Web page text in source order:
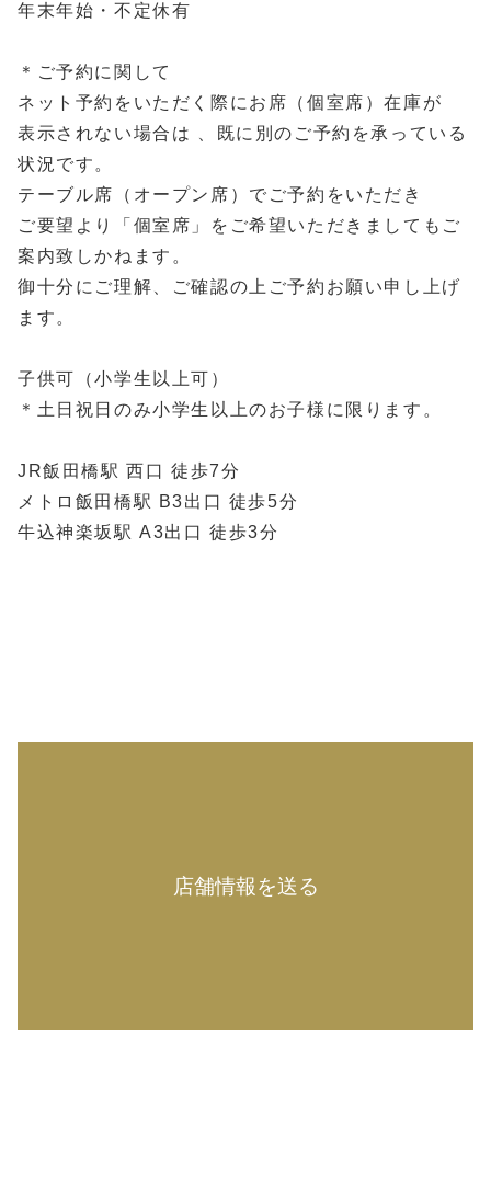
年末年始・不定休有
＊ご予約に関して
ネット予約をいただく際にお席（個室席）在庫が
表示されない場合は 、既に別のご予約を承っている
状況です。
テーブル席（オープン席）でご予約をいただき
ご要望より「個室席」をご希望いただきましてもご
案内致しかねます。
御十分にご理解、ご確認の上ご予約お願い申し上げ
ます。
子供可（小学生以上可）
＊土日祝日のみ小学生以上のお子様に限ります。
JR飯田橋駅 西口 徒歩7分
メトロ飯田橋駅 B3出口 徒歩5分
牛込神楽坂駅 A3出口 徒歩3分
店舗情報を送る